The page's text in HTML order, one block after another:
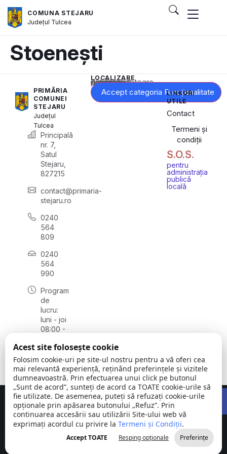
COMUNA STEJARU
Județul Tulcea
Stoenești
PRIMĂRIA
COMUNEI
STEJARU
Județul
Tulcea
Principală
nr. 7,
Satul
Stejaru,
827215
contact@primaria-
stejaru.ro
0240
564
809
0240
564
990
Program
de
lucru:
luni - joi
08:00 -
vineri
08:00 -
14:00
LOCALIZARE
Acest conținut este blocat până când acceptați categoria corespunzătoare de cookie-uri.
Accept categoria Funcționalitate
LINKURI
UTILE
Contact
Termeni și
condiții
S.O.S.
pentru
administrația
publică
locală
Comuna
Stejaru |
județul Tulcea
©
2026
Toate
drepturile
rezervate
Concept realizat deBig Media Relații Publice SRL
Acest site folosește cookie
Folosim cookie-uri pe site-ul nostru pentru a vă oferi cea
mai relevantă experiență, reținând preferințele și vizitele
dumneavoastră. Prin efectuarea unui click pe butonul
„Sunt de acord”, sunteți de acord ca TOATE cookie-urile să
fie utilizate. De asemenea, puteți să refuzați cookie-urile
opționale prin apăsarea butonului „Refuz”. Prin
continuarea accesării sau utilizării Site-ului web vă
exprimați acordul cu privire la Termeni și Condiții.
Accept TOATE Resping opționale Preferințe